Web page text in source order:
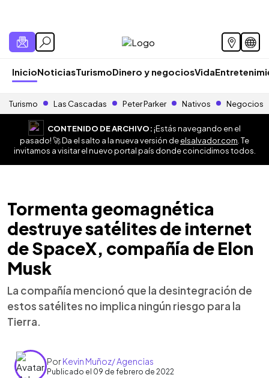
InicioNoticiasTurismoDinero y negociosVida
Turismo Las Cascadas Peter Parker Nativos Negocios
CONTENIDO DE ARCHIVO:¡Estás navegando en el
pasado! 🚀 Da el salto a la nueva versión deelsalvador.com . Te
invitamos a visitar el nuevo portal país donde coincidimos todos.
Tormenta geomagnética
destruye satélites de internet
de SpaceX, compañía de Elon
Musk
La compañía mencionó que la desintegración de
estos satélites no implica ningún riesgo para la
Tierra.
PorKevin Muñoz/ Agencias
Publicado el 09 de febrero de 2022